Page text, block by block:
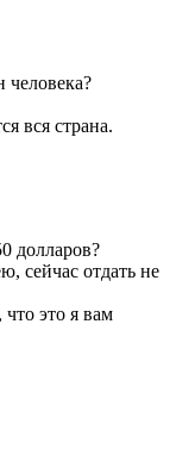
вся страна.
долларов?
сейчас отдать не
это я вам